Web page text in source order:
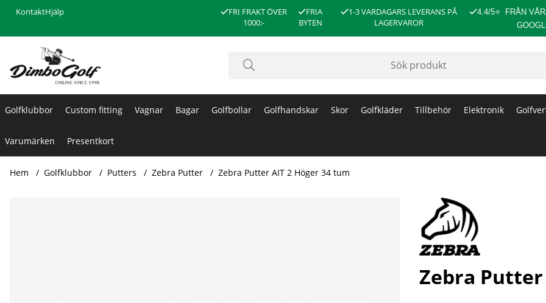
KontaktHjälp
FRI FRAKT ÖVER
1000:-
FRIA
BYTEN
1-3 VARDAGARS LEVERANS PÅ
LAGERVAROR
4.4/5⭐
FRÅN
Golfklubbor Custom fitting Vagnar Bagar Golfbollar Golfhandskar Skor Golfkläder Tillbehör Elektronik
Varumärken Presentkort
Hem Golfklubbor Putters Zebra Putter Zebra Putter AIT 2 Höger 34 tum
Zebra Putter